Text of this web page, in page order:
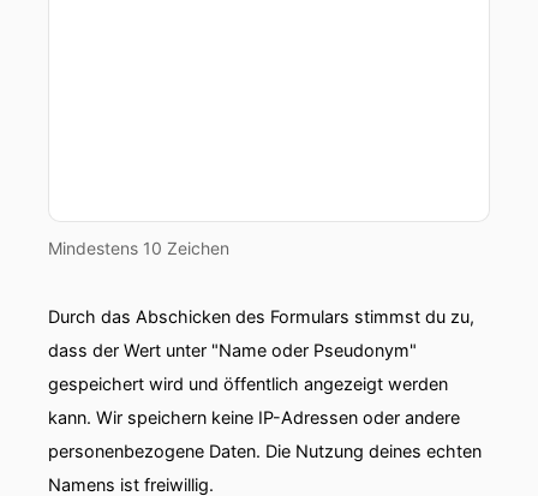
Mindestens 10 Zeichen
Durch das Abschicken des Formulars stimmst du zu,
dass der Wert unter "Name oder Pseudonym"
gespeichert wird und öffentlich angezeigt werden
kann. Wir speichern keine IP-Adressen oder andere
personenbezogene Daten. Die Nutzung deines echten
Namens ist freiwillig.